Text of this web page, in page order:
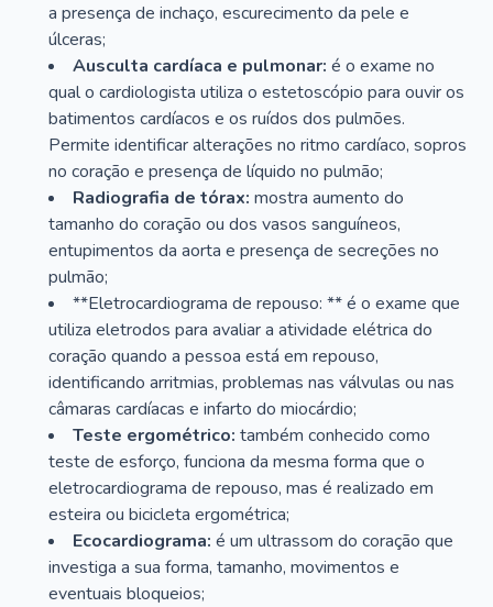
a presença de inchaço, escurecimento da pele e
úlceras;
Ausculta cardíaca e pulmonar: é o exame no
qual o cardiologista utiliza o estetoscópio para ouvir os
batimentos cardíacos e os ruídos dos pulmões.
Permite identificar alterações no ritmo cardíaco, sopros
no coração e presença de líquido no pulmão;
Radiografia de tórax: mostra aumento do
tamanho do coração ou dos vasos sanguíneos,
entupimentos da aorta e presença de secreções no
pulmão;
**Eletrocardiograma de repouso: ** é o exame que
utiliza eletrodos para avaliar a atividade elétrica do
coração quando a pessoa está em repouso,
identificando arritmias, problemas nas válvulas ou nas
câmaras cardíacas e infarto do miocárdio;
Teste ergométrico: também conhecido como
teste de esforço, funciona da mesma forma que o
eletrocardiograma de repouso, mas é realizado em
esteira ou bicicleta ergométrica;
Ecocardiograma: é um ultrassom do coração que
investiga a sua forma, tamanho, movimentos e
eventuais bloqueios;